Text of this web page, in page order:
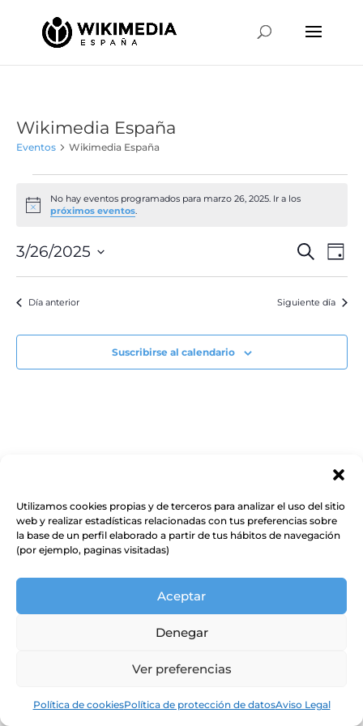
Utilizamos cookies propias y de terceros para analizar el uso del sitio
web y realizar estadísticas relacionadas con tus preferencias sobre
la base de un perfil elaborado a partir de tus hábitos de navegación
(por ejemplo, paginas visitadas)
Aceptar
Denegar
Ver preferencias
Política de cookiesPolítica de protección de datosAviso Legal
Wikimedia España
Eventos Wikimedia España
en
26,
Aviso
No hay eventos programados para marzo 26, 2025. Ir a los
próximos eventos.
de
y
vistas
Buscar
de
de
Día
3/26/2025
fecha.
Día anterior Siguiente día
Suscribirse al calendario